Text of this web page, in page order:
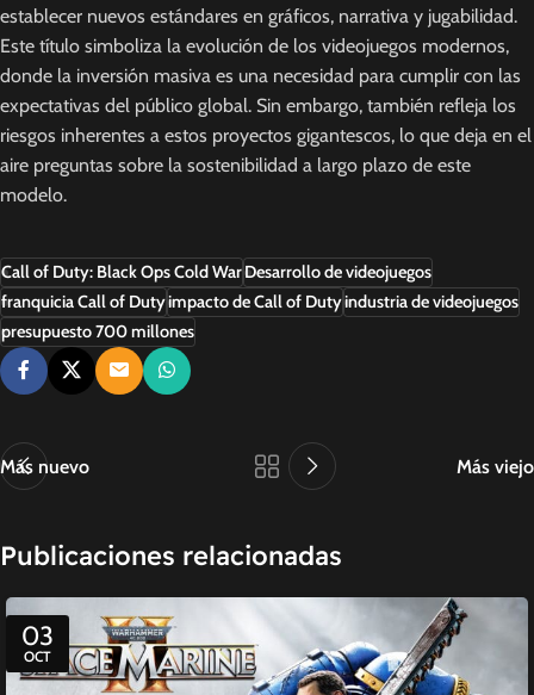
establecer nuevos estándares en gráficos, narrativa y jugabilidad.
Este título simboliza la evolución de los videojuegos modernos,
donde la inversión masiva es una necesidad para cumplir con las
expectativas del público global. Sin embargo, también refleja los
riesgos inherentes a estos proyectos gigantescos, lo que deja en el
aire preguntas sobre la sostenibilidad a largo plazo de este
modelo.
Call of Duty: Black Ops Cold WarDesarrollo de videojuegos
franquicia Call of Dutyimpacto de Call of Dutyindustria de videojuegos
presupuesto 700 millones
Más nuevo Más viejo
Publicaciones relacionadas
03
OCT